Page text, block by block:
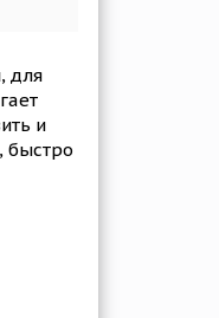
для
и
быстро